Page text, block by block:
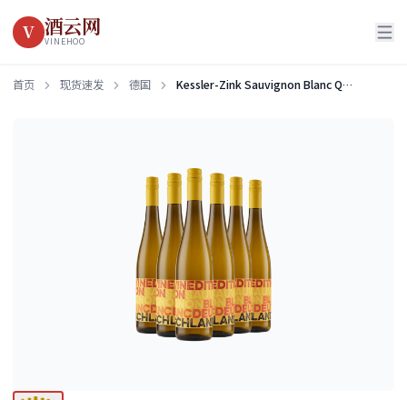
V 酒云网
VINEHOO
首页 现货速发 德国 Kessler-Zink Sauvignon Blanc Qualitätswein semi-dry 2024 (without dividers)